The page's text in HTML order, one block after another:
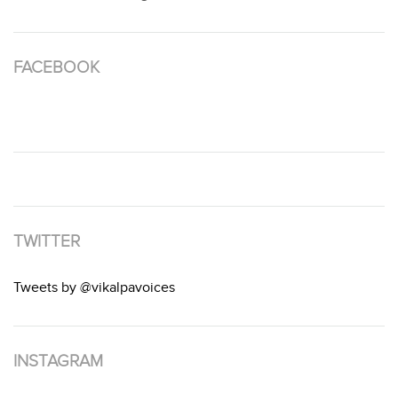
FACEBOOK
TWITTER
Tweets by @vikalpavoices
INSTAGRAM